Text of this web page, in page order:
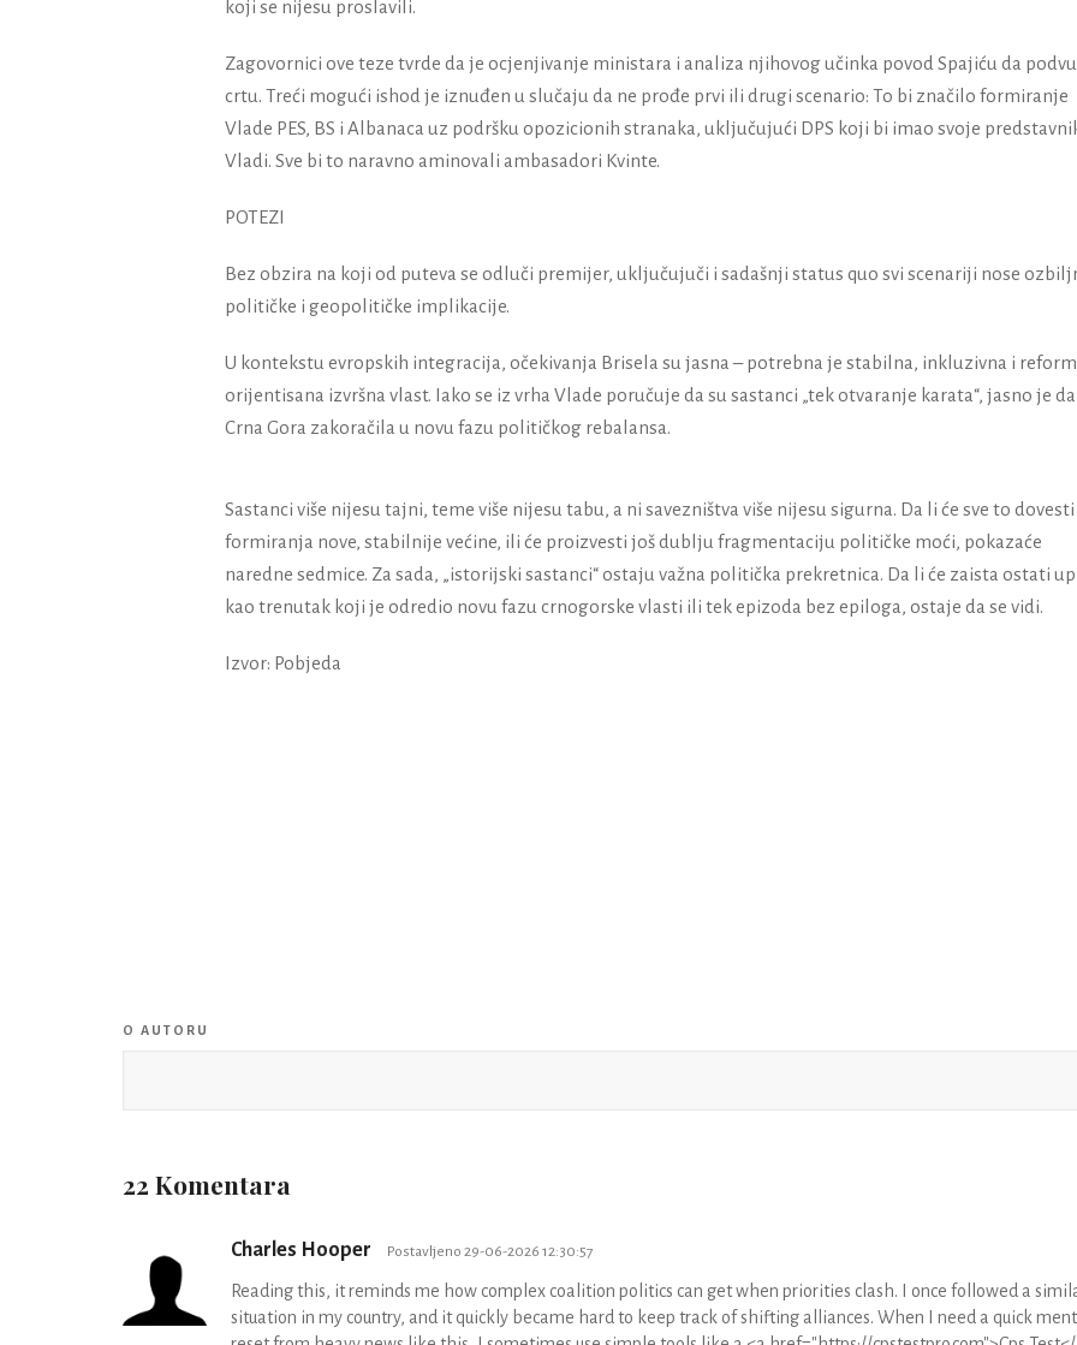
koji se nijesu proslavili.
Zagovornici ove teze tvrde da je ocjenjivanje ministara i analiza njihovog učinka povod Spajiću da
crtu. Treći mogući ishod je iznuđen u slučaju da ne prođe prvi ili drugi scenario: To bi značilo formiranje
Vlade PES, BS i Albanaca uz podršku opozicionih stranaka, uključujući DPS koji bi imao svoje
Vladi. Sve bi to naravno aminovali ambasadori Kvinte.
POTEZI
Bez obzira na koji od puteva se odluči premijer, uključujuči i sadašnji status quo svi scenariji nose
političke i geopolitičke implikacije.
U kontekstu evropskih integracija, očekivanja Brisela su jasna – potrebna je stabilna, inkluzivna i
orijentisana izvršna vlast. Iako se iz vrha Vlade poručuje da su sastanci „tek otvaranje karata“, jasno je
Crna Gora zakoračila u novu fazu političkog rebalansa.
Sastanci više nijesu tajni, teme više nijesu tabu, a ni savezništva više nijesu sigurna. Da li će sve to
formiranja nove, stabilnije većine, ili će proizvesti još dublju fragmentaciju političke moći, pokazaće
naredne sedmice. Za sada, „istorijski sastanci“ ostaju važna politička prekretnica. Da li će zaista ostati
kao trenutak koji je odredio novu fazu crnogorske vlasti ili tek epizoda bez epiloga, ostaje da se vidi.
Izvor: Pobjeda
O AUTORU
22 Komentara
Charles Hooper Postavljeno 29-06-2026 12:30:57
Reading this, it reminds me how complex coalition politics can get when priorities clash. I once followed a
situation in my country, and it quickly became hard to keep track of shifting alliances. When I need a quick